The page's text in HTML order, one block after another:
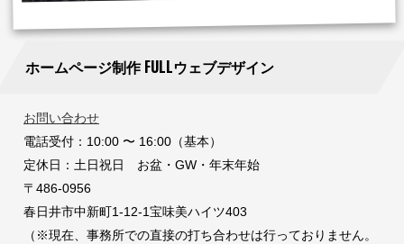
ホームページ制作 FULLウェブデザイン
お問い合わせ
電話受付：10:00 〜 16:00（基本）
定休日：土日祝日 お盆・GW・年末年始
〒486-0956
春日井市中新町1-12-1宝味美ハイツ403
（※現在、事務所での直接の打ち合わせは行っておりません。